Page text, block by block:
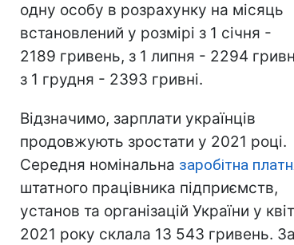
одну особу в розрахунку на місяць
встановлений у розмірі з 1 січня -
2189 гривень, з 1 липня - 2294
з 1 грудня - 2393 гривні.
Відзначимо, зарплати українців
продовжують зростати у 2021 році.
Середня номінальна заробітна
штатного працівника підприємств,
установ та організацій України у
2021 року склала 13 543 гривень. За